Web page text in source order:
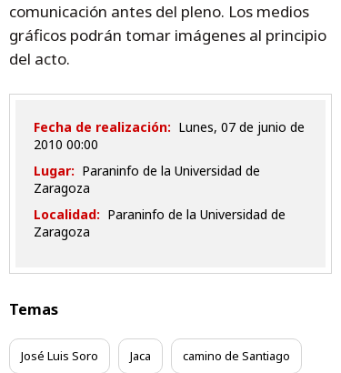
comunicación antes del pleno. Los medios
gráficos podrán tomar imágenes al principio
del acto.
Fecha de realización: lunes, 07 de junio de
2010 00:00
Lugar: Paraninfo de la Universidad de
Zaragoza
Localidad: Paraninfo de la Universidad de
Zaragoza
Temas
José Luis Soro Jaca camino de Santiago